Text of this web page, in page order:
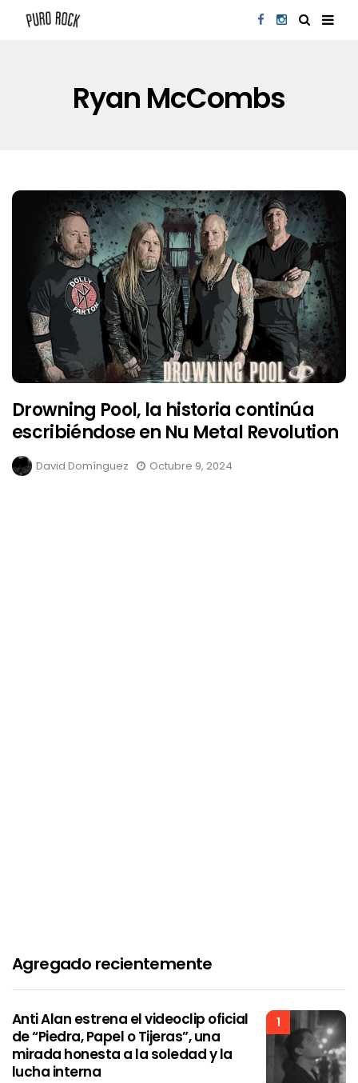
Ryan McCombs
Drowning Pool, la historia continúa
escribiéndose en Nu Metal Revolution
David Domínguez Octubre 9, 2024
Agregado recientemente
1
Anti Alan estrena el videoclip oficial
de “Piedra, Papel o Tijeras”, una
mirada honesta a la soledad y la
lucha interna